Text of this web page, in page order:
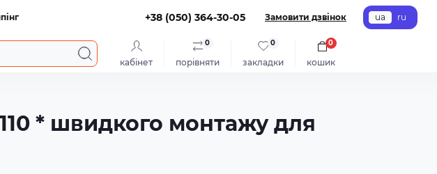
+38 (050) 364-30-05 Замовити дзвінок ua ru
кабінет порівняти
0
закладки
0
кошик
0
* швидкого монтажу для